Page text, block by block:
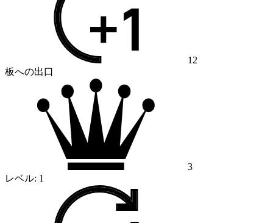
12
板への出口
3
レベル: 1